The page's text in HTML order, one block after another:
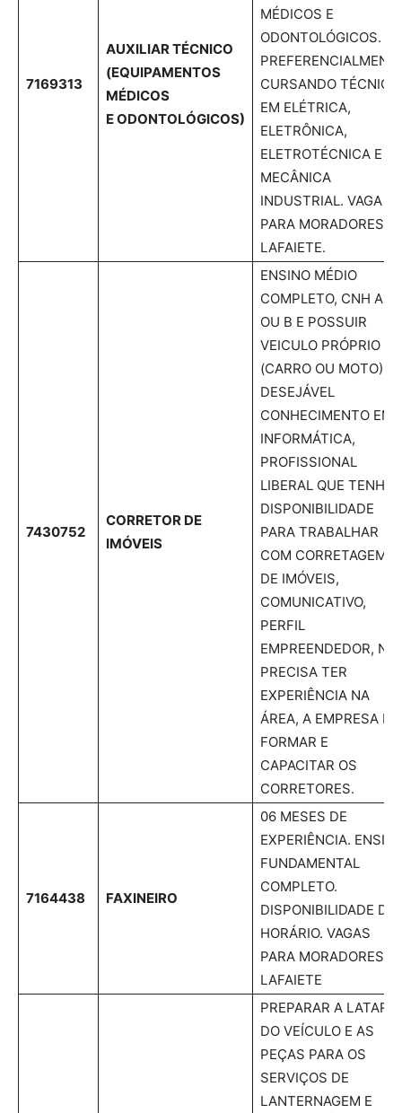
7169313
AUXILIAR TÉCNICO
(EQUIPAMENTOS
MÉDICOS
E ODONTOLÓGICOS)
MÉDICOS E
ODONTOLÓGICOS.
CURSANDO TÉCNICO
EM ELÉTRICA,
ELETRÔNICA,
ELETROTÉCNICA E
MECÂNICA
INDUSTRIAL. VAGA
PARA MORADORES
LAFAIETE.
7430752
CORRETOR DE
IMÓVEIS
ENSINO MÉDIO
COMPLETO, CNH A
OU B E POSSUIR
VEICULO PRÓPRIO
(CARRO OU MOTO)
DESEJÁVEL
CONHECIMENTO EM
INFORMÁTICA,
PROFISSIONAL
LIBERAL QUE TENHA
DISPONIBILIDADE
PARA TRABALHAR
COM CORRETAGEM
DE IMÓVEIS,
COMUNICATIVO,
PERFIL
EMPREENDEDOR,
PRECISA TER
EXPERIÊNCIA NA
ÁREA, A EMPRESA
FORMAR E
CAPACITAR OS
CORRETORES.
7164438 FAXINEIRO
06 MESES DE
EXPERIÊNCIA.
FUNDAMENTAL
COMPLETO.
DISPONIBILIDADE DE
HORÁRIO. VAGAS
PARA MORADORES
LAFAIETE
PREPARAR A LATARIA
DO VEÍCULO E AS
PEÇAS PARA OS
SERVIÇOS DE
LANTERNAGEM E